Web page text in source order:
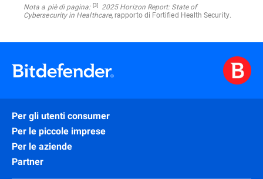
Nota a piè di pagina: [3] 2025 Horizon Report: State of
Cybersecurity in Healthcare, rapporto di Fortified Health Security.
Per gli utenti consumer
Per le piccole imprese
Per le aziende
Partner